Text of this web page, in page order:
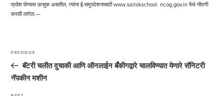
प्रवेश घेण्यास उत्सुक असतील, त्यांना ई-समुपदेशनासाठी www.sainikschool.ncog.gov.in येथे नोंदणी
करावी लागेल.—
navigation
Previous
Post
PREVIOUS
बॅटरी चलीत दुचाकी आणि ऑनलाईन बँकीगद्वारे चालविण्यात येणारे सॅनिटरी
नॅपकीन मशीन